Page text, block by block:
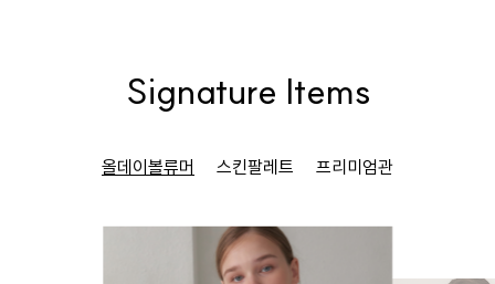
Signature Items
올데이볼류머 스킨팔레트 프리미엄관